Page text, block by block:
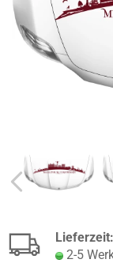
Lieferzeit:
2-5